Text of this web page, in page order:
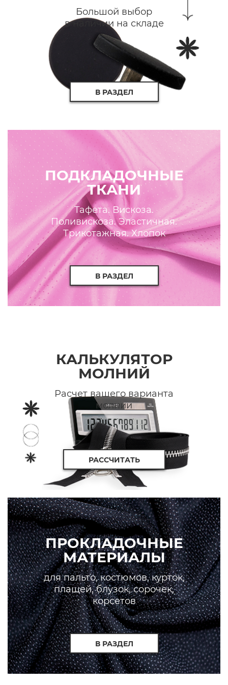
Большой выбор
в наличии на складе
В РАЗДЕЛ
ПОДКЛАДОЧНЫЕ
ТКАНИ
Тафета. Вискоза.
Поливискоза. Эластичная.
Трикотажная. Хлопок
В РАЗДЕЛ
КАЛЬКУЛЯТОР
МОЛНИЙ
Расчет вашего варианта
молнии
РАССЧИТАТЬ
ПРОКЛАДОЧНЫЕ
МАТЕРИАЛЫ
для пальто, костюмов, курток,
плащей, блузок, сорочек,
корсетов
В РАЗДЕЛ